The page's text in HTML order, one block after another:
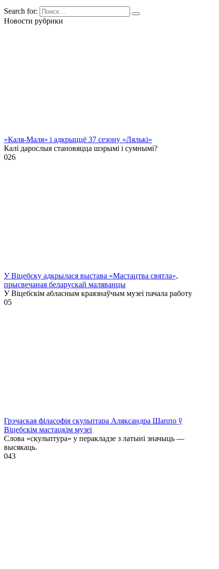
Search for:
Новости рубрики
«Каля-Маля» і адкрыццё 37 сезону «Лялькі»
Калі дарослыя становяцца шэрымі і сумнымі?
026
У Віцебску адкрылася выстава «Мастацтва святла»,
прысвечаная беларускай маляванцы
У Віцебскім абласным краязнаўчым музеі пачала работу
05
Грэчаская філасофія скульптара Аляксандра Шаппо ў
Віцебскім мастацкім музеі
Слова «скульптура» у перакладзе з латыні значыць —
высякаць.
043